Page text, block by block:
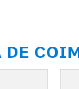
DE